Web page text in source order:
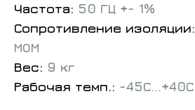
Частота: 50 ГЦ +- 1%
Сопротивление изоляции:
МОМ
Вес: 9 кг
Рабочая темп.: -45С...+40С